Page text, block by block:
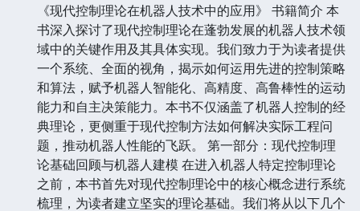
《现代控制理论在机器人技术中的应用》 书籍简介 本
书深入探讨了现代控制理论在蓬勃发展的机器人技术领
域中的关键作用及其具体实现。我们致力于为读者提供
一个系统、全面的视角，揭示如何运用先进的控制策略
和算法，赋予机器人智能化、高精度、高鲁棒性的运动
能力和自主决策能力。本书不仅涵盖了机器人控制的经
典理论，更侧重于现代控制方法如何解决实际工程问
题，推动机器人性能的飞跃。 第一部分：现代控制理
论基础回顾与机器人建模 在进入机器人特定控制理论
之前，本书首先对现代控制理论中的核心概念进行系统
梳理，为读者建立坚实的理论基础。我们将从以下几个